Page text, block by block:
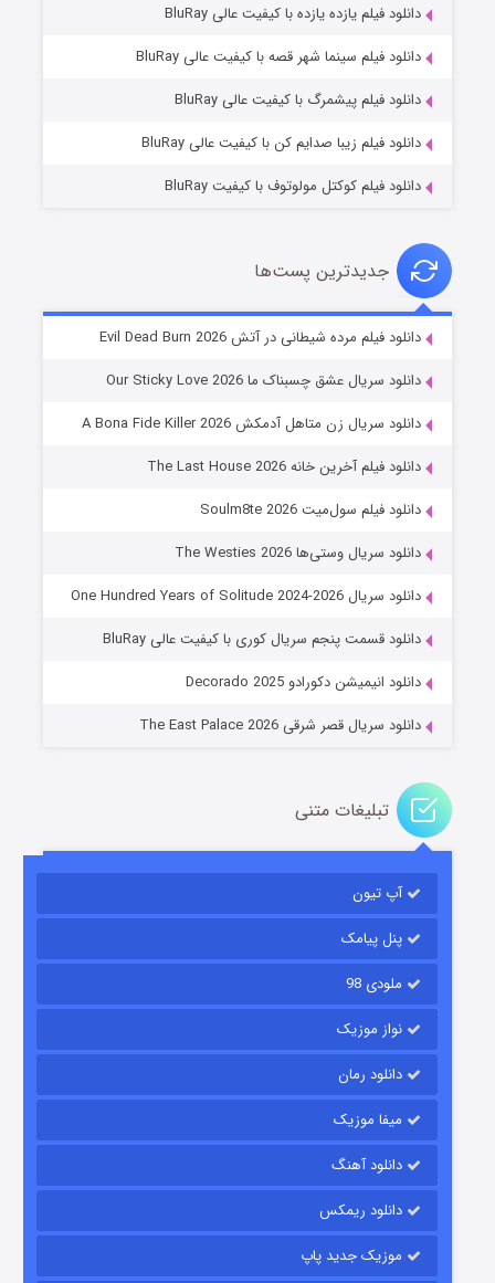
شوهر
قسمت۲ (زیرنویس) منتشر شد
قسمت
دانلود فیلم یازده یازده با کیفیت عالی BluRay
دانلود فیلم سینما شهر قصه با کیفیت عالی BluRay
دانلود فیلم پیشمرگ با کیفیت عالی BluRay
دانلود فیلم زیبا صدایم کن با کیفیت عالی BluRay
دانلود فیلم کوکتل مولوتوف با کیفیت BluRay
جدیدترین پست‌ها
دانلود فیلم مرده شیطانی در آتش Evil Dead Burn 2026
دانلود سریال عشق چسبناک ما Our Sticky Love 2026
دانلود سریال زن متاهل آدمکش A Bona Fide Killer 2026
دانلود فیلم آخرین خانه The Last House 2026
دانلود فیلم سول‌میت Soulm8te 2026
دانلود سریال وستی‌ها The Westies 2026
دانلود سریال One Hundred Years of Solitude 2024-2026
دانلود قسمت پنجم سریال کوری با کیفیت عالی BluRay
دانلود انیمیشن دکورادو Decorado 2025
دانلود سریال قصر شرقی The East Palace 2026
تبلیغات متنی
آپ تیون
پنل پیامک
ملودی 98
نواز موزیک
دانلود رمان
میفا موزیک
دانلود آهنگ
دانلود ریمکس
موزیک جدید پاپ